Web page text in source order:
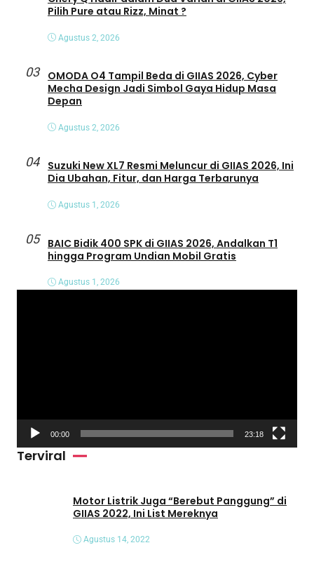
Pilih Pure atau Rizz, Minat ?
Agustus 2, 2026
03
OMODA O4 Tampil Beda di GIIAS 2026, Cyber
Mecha Design Jadi Simbol Gaya Hidup Masa
Depan
Agustus 2, 2026
04
Suzuki New XL7 Resmi Meluncur di GIIAS 2026, Ini
Dia Ubahan, Fitur, dan Harga Terbarunya
Agustus 1, 2026
05
BAIC Bidik 400 SPK di GIIAS 2026, Andalkan T1
hingga Program Undian Mobil Gratis
Agustus 1, 2026
d
00:00 23:18
Terviral
Motor Listrik Juga “Berebut Panggung” di
GIIAS 2022, Ini List Mereknya
Agustus 14, 2022